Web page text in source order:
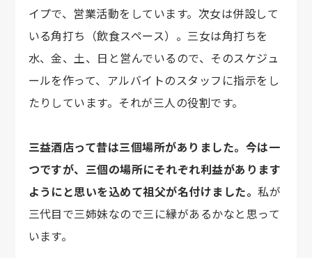
イプで、営業活動をしています。次女は併設して
いる角打ち（飲食スペース）。三女は角打ちを
水、金、土、日と営んでいるので、そのスケジュ
ールを作って、アルバイトのスタッフに指示をし
たりしています。それが三人の役割です。
三益酒店って昔は三個場所がありました。今は一
つですが、三個の場所にそれぞれ利益があります
ようにと思いを込めて祖父が名付けました。私が
三代目で三姉妹なので三に縁があるかなと思って
います。